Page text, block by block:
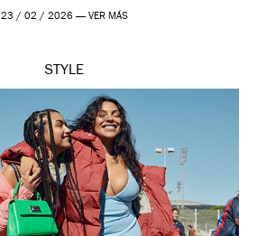
23 / 02 / 2026 — VER MÁS
STYLE